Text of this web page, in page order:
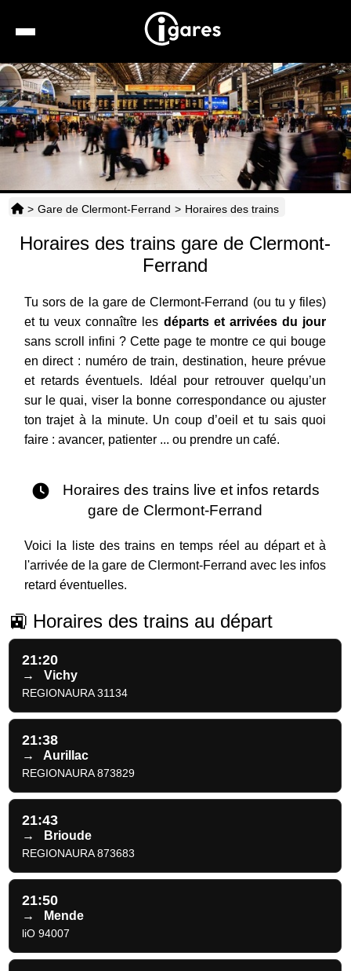
Recherche
Location de voiture
Hôtels
Horaires
> Gare de Clermont-Ferrand > Horaires des trains
Horaires des trains gare de Clermont-
Ferrand
Tu sors de la gare de Clermont-Ferrand (ou tu y files)
et tu veux connaître les départs et arrivées du jour
sans scroll infini ? Cette page te montre ce qui bouge
en direct : numéro de train, destination, heure prévue
et retards éventuels. Idéal pour retrouver quelqu’un
sur le quai, viser la bonne correspondance ou ajuster
ton trajet à la minute. Un coup d’oeil et tu sais quoi
faire : avancer, patienter ... ou prendre un café.
Horaires des trains live et infos retards
gare de Clermont-Ferrand
Voici la liste des trains en temps réel au départ et à
l'arrivée de la gare de Clermont-Ferrand avec les infos
retard éventuelles.
🚉 Horaires des trains au départ
21:20
→ Vichy
REGIONAURA 31134
21:38
→ Aurillac
REGIONAURA 873829
21:43
→ Brioude
REGIONAURA 873683
21:50
→ Mende
liO 94007